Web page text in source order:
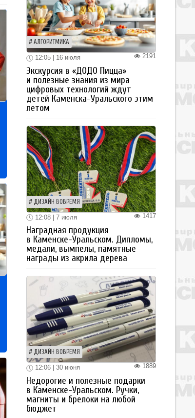
АЛГОРИТМИКА
2191
12:05 | 16 июля
Экскурсия в «ДОДО Пицца»
и полезные знания из мира
цифровых технологий ждут
детей Каменска-Уральского этим
летом
ДИЗАЙН ВОВРЕМЯ
1417
12:08 | 7 июля
Наградная продукция
в Каменске-Уральском. Дипломы,
медали, вымпелы, памятные
награды из акрила дерева
ДИЗАЙН ВОВРЕМЯ
1889
12:06 | 30 июня
Недорогие и полезные подарки
в Каменске-Уральском. Ручки,
магниты и брелоки на любой
бюджет